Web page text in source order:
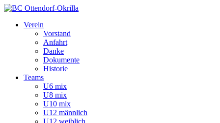
Verein
Vorstand
Anfahrt
Danke
Dokumente
Historie
Teams
U6 mix
U8 mix
U10 mix
U12 männlich
U12 weiblich